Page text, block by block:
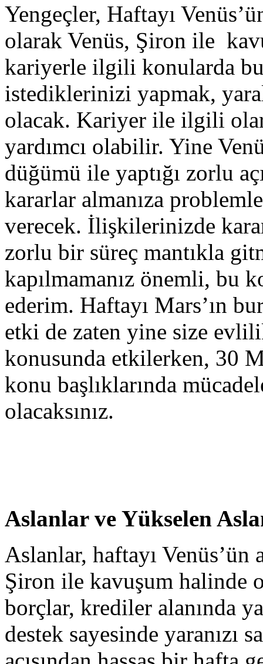
Yengeçler, Haftayı
olarak Venüs, Şiron ile
kariyerle ilgili konularda
istediklerinizi yapmak,
olacak. Kariyer ile ilgili
yardımcı olabilir. Yine
düğümü ile yaptığı zorlu
kararlar almanıza
verecek. İlişkilerinizde
zorlu bir süreç mantıkla
kapılmamanız önemli, bu
ederim. Haftayı Mars’ın
etki de zaten yine size
konusunda etkilerken, 30
konu başlıklarında
olacaksınız.
Aslanlar ve Yükselen
Aslanlar, haftayı
Şiron ile kavuşum halinde
borçlar, krediler alanında
destek sayesinde yaranızı